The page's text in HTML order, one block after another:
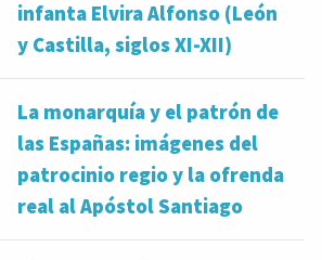
infanta Elvira Alfonso (León
y Castilla, siglos XI-XII)
La monarquía y el patrón de
las Españas: imágenes del
patrocinio regio y la ofrenda
real al Apóstol Santiago